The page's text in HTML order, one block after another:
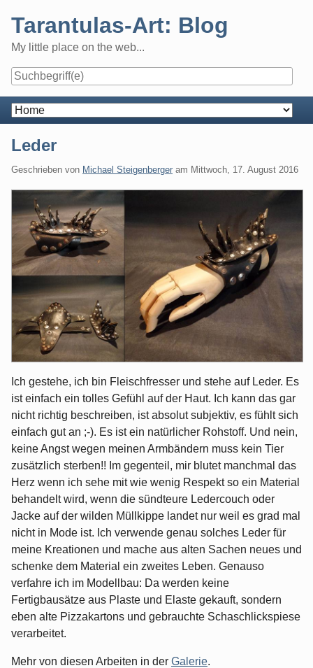
content
Tarantulas-Art: Blog
My little place on the web...
Navigation
Leder
Geschrieben von Michael Steigenberger am Mittwoch, 17. August 2016
Ich gestehe, ich bin Fleischfresser und stehe auf Leder. Es
ist einfach ein tolles Gefühl auf der Haut. Ich kann das gar
nicht richtig beschreiben, ist absolut subjektiv, es fühlt sich
einfach gut an ;-). Es ist ein natürlicher Rohstoff. Und nein,
keine Angst wegen meinen Armbändern muss kein Tier
zusätzlich sterben!! Im gegenteil, mir blutet manchmal das
Herz wenn ich sehe mit wie wenig Respekt so ein Material
behandelt wird, wenn die sündteure Ledercouch oder
Jacke auf der wilden Müllkippe landet nur weil es grad mal
nicht in Mode ist. Ich verwende genau solches Leder für
meine Kreationen und mache aus alten Sachen neues und
schenke dem Material ein zweites Leben. Genauso
verfahre ich im Modellbau: Da werden keine
Fertigbausätze aus Plaste und Elaste gekauft, sondern
eben alte Pizzakartons und gebrauchte Schaschlickspiese
verarbeitet.
Mehr von diesen Arbeiten in der Galerie.